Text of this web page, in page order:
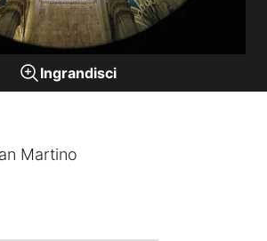
a tema
Mostre
Ingrandisci
Martino